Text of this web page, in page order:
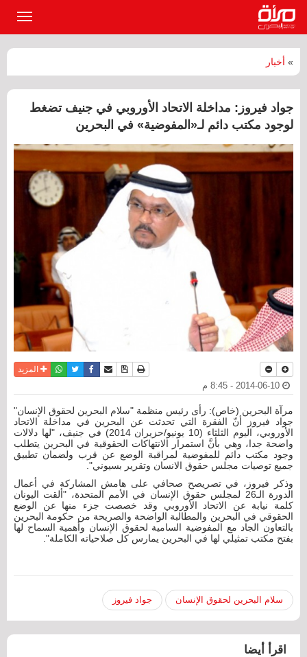
» أخبار
جواد فيروز: مداخلة الاتحاد الأوروبي في جنيف تضغط
لوجود مكتب دائم لـ«المفوضية» في البحرين
نسخة للطباعة
حفظ الموضوع
أرسل الى صديق
فيسبوكتويترواتسابالمزيد
مرآة البحرين (خاص): رأى رئيس منظمة "سلام البحرين لحقوق الإنسان"
جواد فيروز أنّ الفقرة التي تحدثت عن البحرين في مداخلة الاتحاد
الأوروبي، اليوم الثلثاء (10 يونيو/حزيران 2014) في جنيف، "لها دلالات
واضحة جدا، وهي بأنَّ استمرار الانتهاكات الحقوقية في البحرين يتطلب
وجود مكتب دائم للمفوضية لمراقبة الوضع عن قرب ولضمان تطبيق
جميع توصيات مجلس حقوق الانسان وتقرير بسيوني".
وذكر فيروز، في تصريصح صحافي على هامش المشاركة في أعمال
الدورة الـ26 لمجلس حقوق الإنسان في الأمم المتحدة، "ألقت اليونان
كلمة نيابة عن الاتحاد الأوروبي وقد خصصت جزء منها عن الوضع
الحقوقي في البحرين والمطالبة الواضحة والصريحة من حكومة البحرين
بالتعاون الجاد مع المفوضية السامية لحقوق الإنسان وأهمية السماح لها
بفتح مكتب تمثيلي لها في البحرين يمارس كل صلاحياته الكاملة".
سلام البحرين لحقوق الإنسان جواد فيروز
اقرأ أيضا